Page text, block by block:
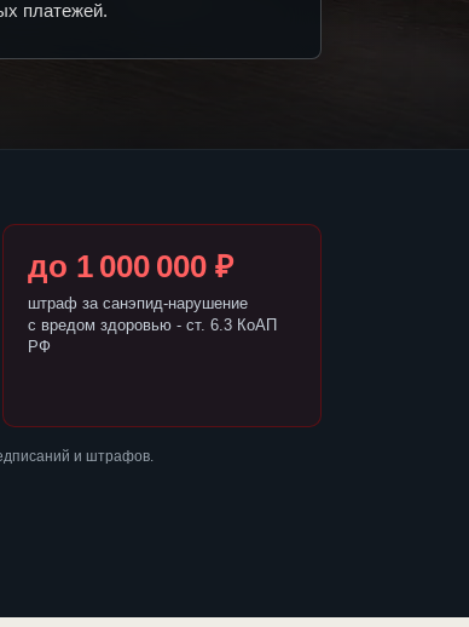
платежей.
до 1 000 000 ₽
штраф за санэпид-нарушение
с вредом здоровью - ст. 6.3 КоАП
РФ
и штрафов.